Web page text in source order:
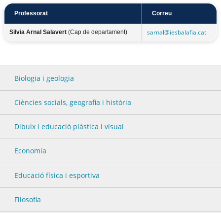
Professorat Correu
Silvia Arnal Salavert (Cap de departament) sarnal@iesbalafia.cat
Biologia i geologia
Ciències socials, geografia i història
Dibuix i educació plàstica i visual
Economia
Educació física i esportiva
Filosofia